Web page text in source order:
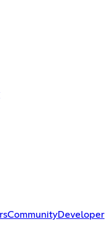
CommunityDeveloper